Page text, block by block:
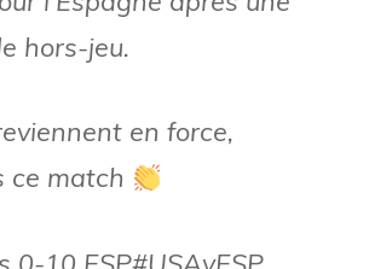
hors-jeu.
en force,
ce match
0-10 ESP#USAvESP